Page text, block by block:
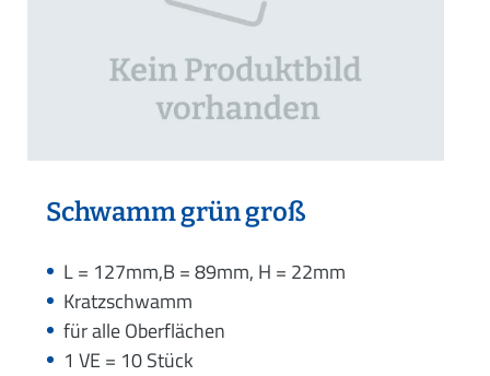
Schwamm grün groß
L = 127mm,B = 89mm, H = 22mm
Kratzschwamm
für alle Oberflächen
1 VE = 10 Stück